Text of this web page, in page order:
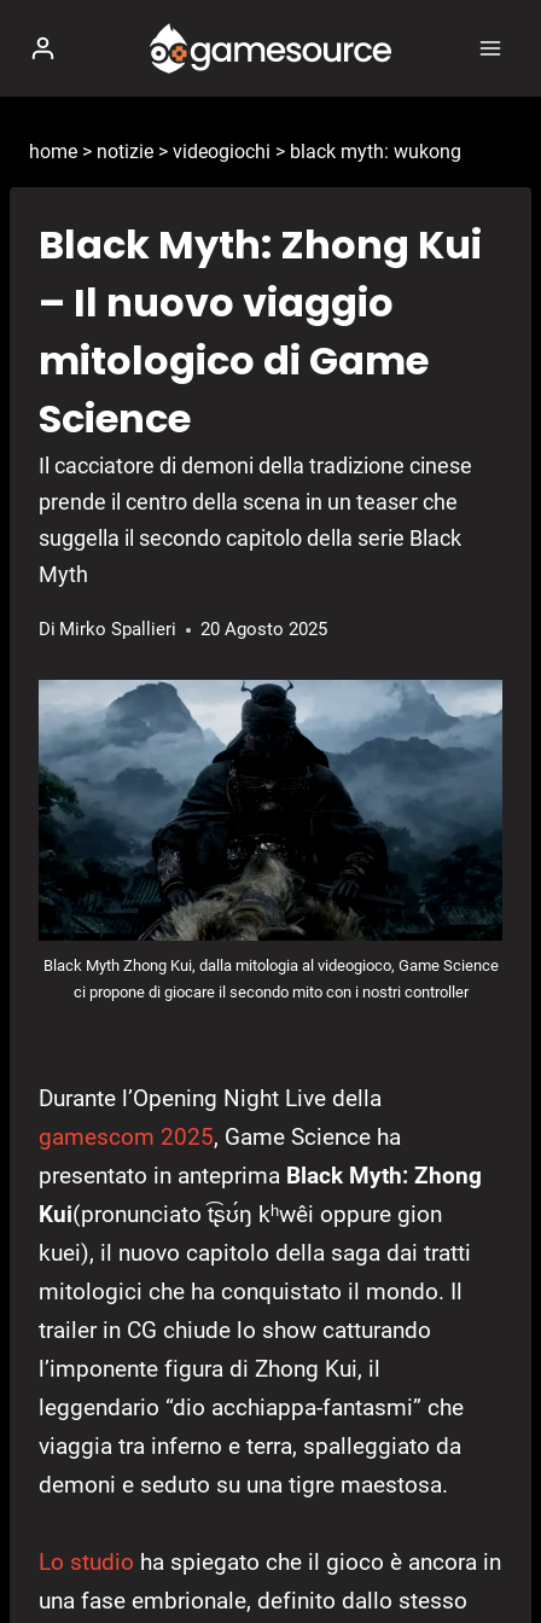
contenuto
home > notizie > videogiochi > black myth: wukong
Black Myth: Zhong Kui
– Il nuovo viaggio
mitologico di Game
Science
Il cacciatore di demoni della tradizione cinese
prende il centro della scena in un teaser che
suggella il secondo capitolo della serie Black
Myth
Di Mirko Spallieri 20 Agosto 2025
Black Myth Zhong Kui, dalla mitologia al videogioco, Game Science
ci propone di giocare il secondo mito con i nostri controller
Durante l’Opening Night Live della
gamescom 2025, Game Science ha
presentato in anteprima Black Myth: Zhong
Kui(pronunciato t͡ʂʊ́ŋ kʰwêi oppure gion
kuei), il nuovo capitolo della saga dai tratti
mitologici che ha conquistato il mondo. Il
trailer in CG chiude lo show catturando
l’imponente figura di Zhong Kui, il
leggendario “dio acchiappa-fantasmi” che
viaggia tra inferno e terra, spalleggiato da
demoni e seduto su una tigre maestosa.
Lo studio ha spiegato che il gioco è ancora in
una fase embrionale, definito dallo stesso